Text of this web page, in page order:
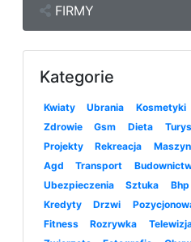
FIRMY
Kategorie
Kwiaty Ubrania Kosmetyki
Zdrowie
Gsm Dieta
Projekty
Rekreacja
Agd
Transport
Ubezpieczenia
Sztuka Bhp
Kredyty
Drzwi
Fitness
Rozrywka